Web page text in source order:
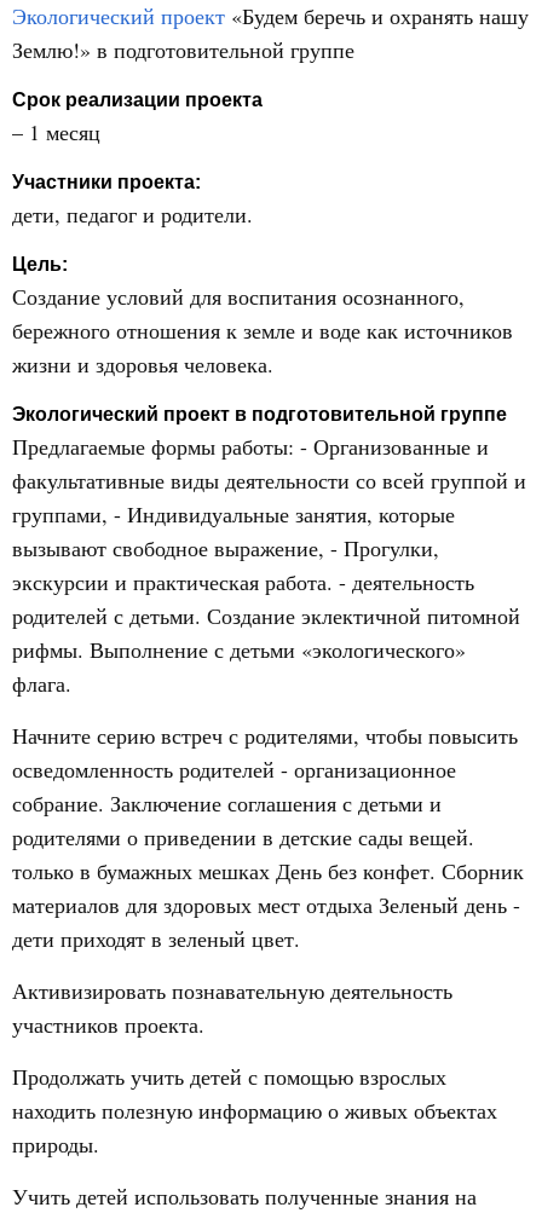
Экологический проект «Будем беречь и охранять нашу
Землю!» в подготовительной группе
Срок реализации проекта
– 1 месяц
Участники проекта:
дети, педагог и родители.
Цель:
Создание условий для воспитания осознанного,
бережного отношения к земле и воде как источников
жизни и здоровья человека.
Экологический проект в подготовительной группе
Предлагаемые формы работы: - Организованные и
факультативные виды деятельности со всей группой и
группами, - Индивидуальные занятия, которые
вызывают свободное выражение, - Прогулки,
экскурсии и практическая работа. - деятельность
родителей с детьми. Создание эклектичной питомной
рифмы. Выполнение с детьми «экологического»
флага.
Начните серию встреч с родителями, чтобы повысить
осведомленность родителей - организационное
собрание. Заключение соглашения с детьми и
родителями о приведении в детские сады вещей.
только в бумажных мешках День без конфет. Сборник
материалов для здоровых мест отдыха Зеленый день -
дети приходят в зеленый цвет.
Активизировать познавательную деятельность
участников проекта.
Продолжать учить детей с помощью взрослых
находить полезную информацию о живых объектах
природы.
Учить детей использовать полученные знания на